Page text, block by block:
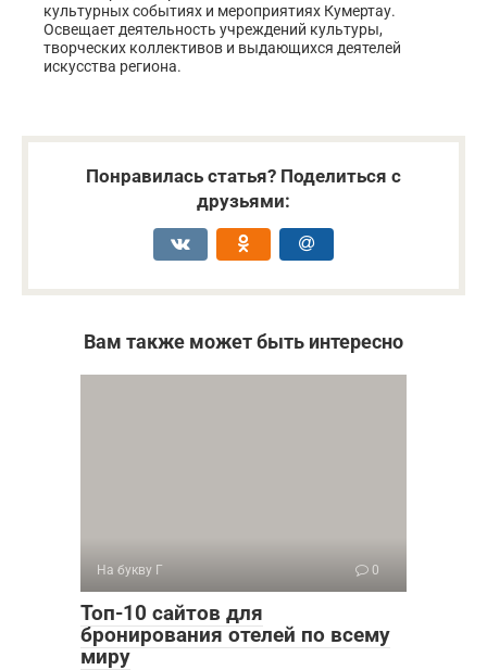
культурных событиях и мероприятиях Кумертау.
Освещает деятельность учреждений культуры,
творческих коллективов и выдающихся деятелей
искусства региона.
Понравилась статья? Поделиться с
друзьями:
Вам также может быть интересно
На букву Г 0
Топ-10 сайтов для
бронирования отелей по всему
миру